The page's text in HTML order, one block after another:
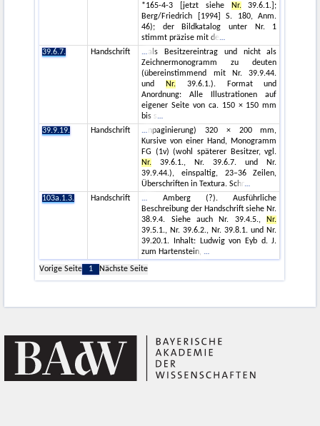
*165-4-3 [jetzt siehe
Nr.39.6.1.];
Berg/Friedrich [1994] S. 180, Anm.
46); der Bildkatalog unter Nr. 1
stimmt präzise mit de
39.6.7.
Handschrift
als Besitzereintrag und nicht als
Zeichnermonogramm zu deuten
(übereinstimmend mit Nr. 39.9.44.
und Nr. 39.6.1.). Format und
Anordnung: Alle Illustrationen auf
eigener Seite von ca. 150 × 150 mm
bis s
39.9.19.
Handschrift
npaginierung) 320 × 200 mm,
Kursive von einer Hand, Monogramm
FG (1v) (wohl späterer Besitzer, vgl.
Nr. 39.6.1., Nr. 39.6.7. und Nr.
39.9.44.), einspaltig, 23–36 Zeilen,
Überschriften in Textura. Schr
103a.1.3.
Handschrift
Amberg (?). Ausführliche
Beschreibung der Handschrift siehe Nr.
38.9.4. Siehe auch Nr. 39.4.5., Nr.
39.5.1., Nr. 39.6.2., Nr. 39.8.1. und Nr.
39.20.1. Inhalt: Ludwig von Eyb d. J.
zum Hartenstein,
Vorige Seite
1 Nächste Seite